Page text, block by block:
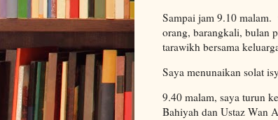
Sampai jam 9.10 malam.
orang, barangkali, bulan
tarawikh bersama
Saya menunaikan solat
9.40 malam, saya turun
Bahiyah dan Ustaz Wan